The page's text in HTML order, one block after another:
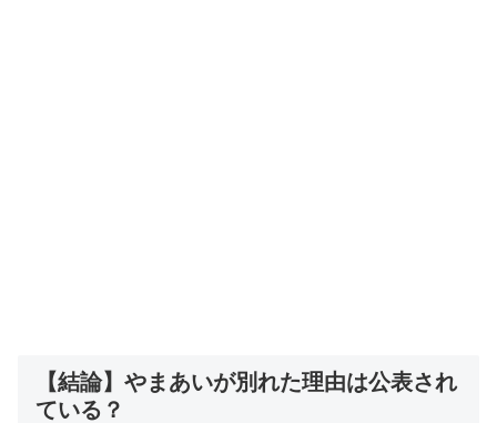
【結論】やまあいが別れた理由は公表され
ている？